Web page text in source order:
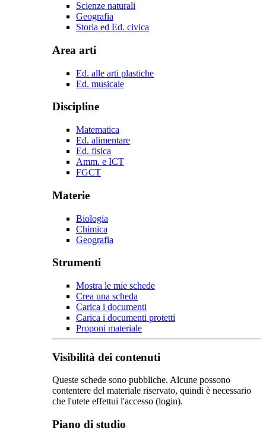
Scienze naturali
Geografia
Storia ed Ed. civica
Area arti
Ed. alle arti plastiche
Ed. musicale
Discipline
Matematica
Ed. alimentare
Ed. fisica
Amm. e ICT
FGCT
Materie
Biologia
Chimica
Geografia
Strumenti
Mostra le mie schede
Crea una scheda
Carica i documenti
Carica i documenti protetti
Proponi materiale
Visibilità dei contenuti
Queste schede sono pubbliche. Alcune possono
contentere del materiale riservato, quindi è necessario
che l'utete effettui l'accesso (login).
Piano di studio